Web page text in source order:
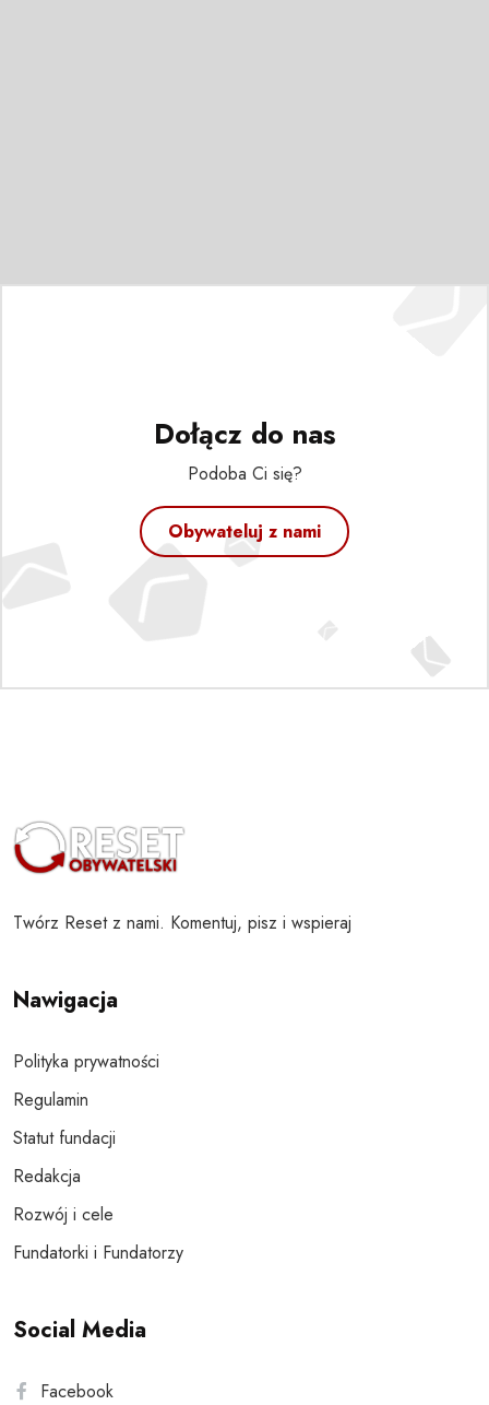
Dołącz do nas
Podoba Ci się?
Obywateluj z nami
Twórz Reset z nami. Komentuj, pisz i wspieraj
Nawigacja
Polityka prywatności
Regulamin
Statut fundacji
Redakcja
Rozwój i cele
Fundatorki i Fundatorzy
Social Media
Facebook